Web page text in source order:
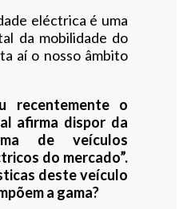
eléctrica é uma
da mobilidade do
aí o nosso âmbito
recentemente o
afirma dispor da
de veículos
do mercado”.
deste veículo
a gama?